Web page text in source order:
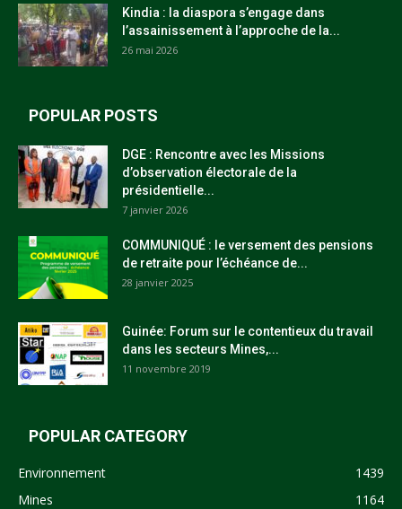
Kindia : la diaspora s’engage dans
l’assainissement à l’approche de la...
26 mai 2026
POPULAR POSTS
DGE : Rencontre avec les Missions
d’observation électorale de la
présidentielle...
7 janvier 2026
COMMUNIQUÉ : le versement des pensions
de retraite pour l’échéance de...
28 janvier 2025
Guinée: Forum sur le contentieux du travail
dans les secteurs Mines,...
11 novembre 2019
POPULAR CATEGORY
Environnement
1439
Mines
1164